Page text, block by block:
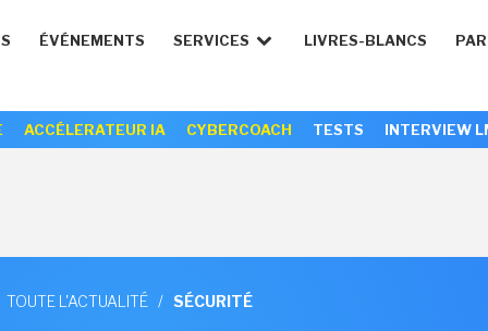
ÉVÉNEMENTS SERVICES LIVRES-BLANCS
ACCÉLERATEUR IA CYBERCOACH TESTS INTERVIEW
TOUTE L'ACTUALITÉ / SÉCURITÉ